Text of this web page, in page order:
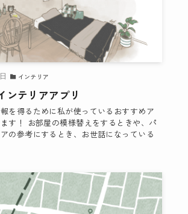
ンテリアアプリ
を得るために私が使っているおすすめア
す！ お部屋の模様替えをするときや、パ
の参考にするとき、お世話になっている
インテリア